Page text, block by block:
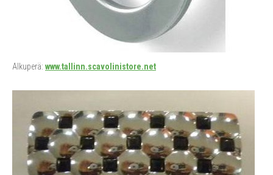
Alkuperä: www.tallinn.scavolinistore.net